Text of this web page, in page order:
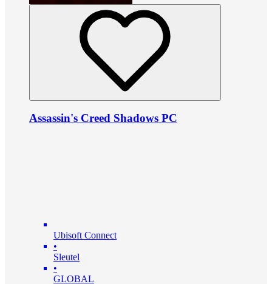
Assassin's Creed Shadows PC
Ubisoft Connect
•
Sleutel
•
GLOBAL